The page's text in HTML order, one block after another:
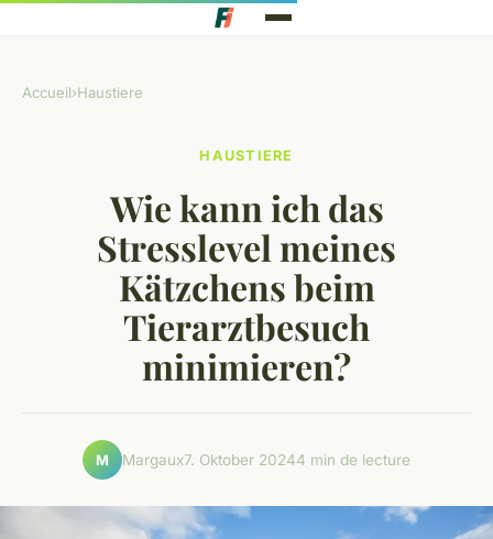
Accueil›Haustiere
HAUSTIERE
Wie kann ich das
Stresslevel meines
Kätzchens beim
Tierarztbesuch
minimieren?
M Margaux7. Oktober 20244 min de lecture